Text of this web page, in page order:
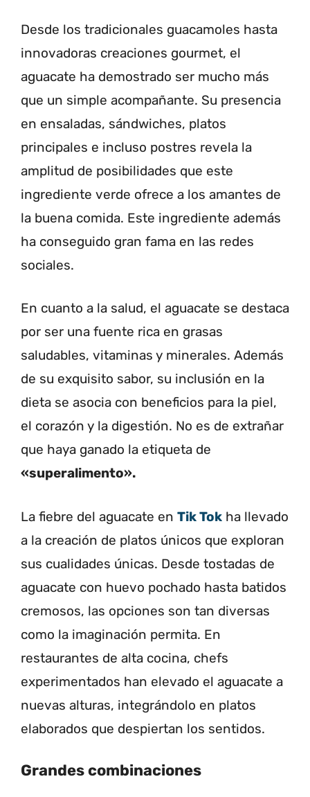
Desde los tradicionales guacamoles hasta
innovadoras creaciones gourmet, el
aguacate ha demostrado ser mucho más
que un simple acompañante. Su presencia
en ensaladas, sándwiches, platos
principales e incluso postres revela la
amplitud de posibilidades que este
ingrediente verde ofrece a los amantes de
la buena comida. Este ingrediente además
ha conseguido gran fama en las redes
sociales.
En cuanto a la salud, el aguacate se destaca
por ser una fuente rica en grasas
saludables, vitaminas y minerales. Además
de su exquisito sabor, su inclusión en la
dieta se asocia con beneficios para la piel,
el corazón y la digestión. No es de extrañar
que haya ganado la etiqueta de
«superalimento».
La fiebre del aguacate en Tik Tok ha llevado
a la creación de platos únicos que exploran
sus cualidades únicas. Desde tostadas de
aguacate con huevo pochado hasta batidos
cremosos, las opciones son tan diversas
como la imaginación permita. En
restaurantes de alta cocina, chefs
experimentados han elevado el aguacate a
nuevas alturas, integrándolo en platos
elaborados que despiertan los sentidos.
Grandes combinaciones